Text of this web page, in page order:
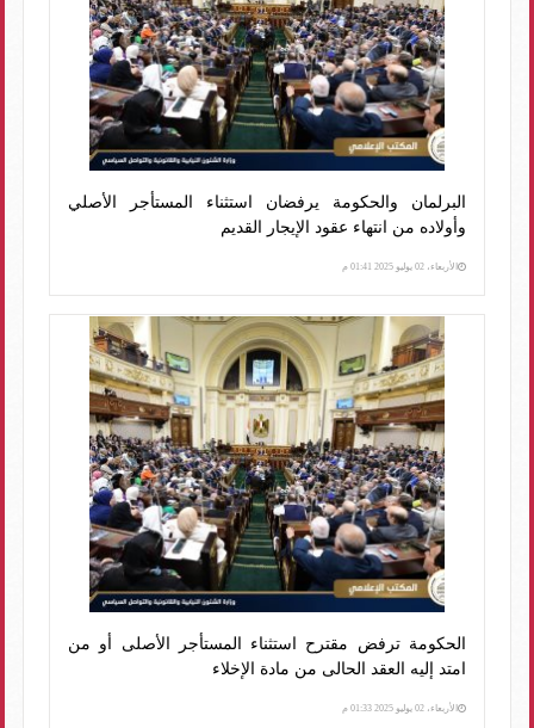
البرلمان والحكومة يرفضان استثناء المستأجر الأصلي
وأولاده من انتهاء عقود الإيجار القديم
الأربعاء، 02 يوليو 2025 01:41 م
الحكومة ترفض مقترح استثناء المستأجر الأصلى أو من
امتد إليه العقد الحالى من مادة الإخلاء
الأربعاء، 02 يوليو 2025 01:33 م